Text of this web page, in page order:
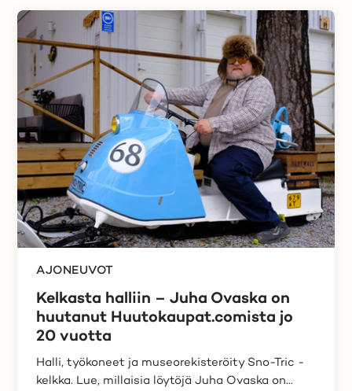
AJONEUVOT
Kelkasta halliin – Juha Ovaska on
huutanut Huutokaupat.comista jo
20 vuotta
Halli, työkoneet ja museorekisteröity Sno-Tric -
kelkka. Lue, millaisia löytöjä Juha Ovaska on...